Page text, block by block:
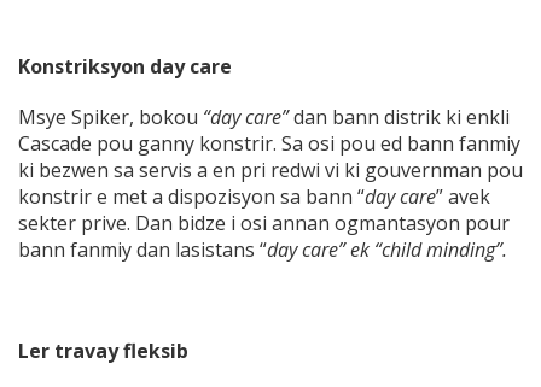
Konstriksyon day care
Msye Spiker, bokou “day care”dan bann distrik ki enkli
Cascade pou ganny konstrir. Sa osi pou ed bann fanmiy
ki bezwen sa servis a en pri redwi vi ki gouvernman pou
konstrir e met a dispozisyon sa bann “day care” avek
sekter prive. Dan bidze i osi annan ogmantasyon pour
bann fanmiy dan lasistans “day care” ek “child minding”.
Ler travay fleksib